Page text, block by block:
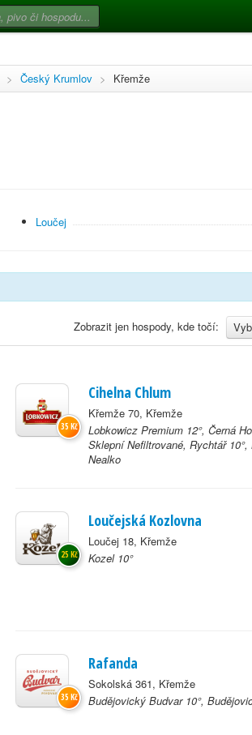
> Český Krumlov > Křemže
Loučej
Zobrazit jen hospody, kde točí:
Cihelna Chlum
Křemže 70, Křemže
Lobkowicz Premium 12°, Černá
Sklepní Nefiltrované, Rychtář
Nealko
35 Kč
Loučejská Kozlovna
Loučej 18, Křemže
Kozel 10°
25 Kč
Rafanda
Sokolská 361, Křemže
Budějovický Budvar 10°,
35 Kč